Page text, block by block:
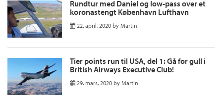
Rundtur med Daniel og low-pass over et
koronastengt København Lufthavn
22. april, 2020 by Martin
Tier points run til USA, del 1: Gå for gull i
British Airways Executive Club!
29. mars, 2020 by Martin